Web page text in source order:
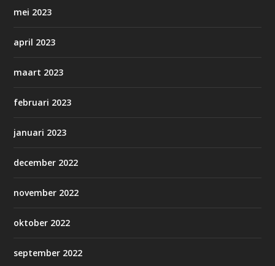
mei 2023
april 2023
maart 2023
februari 2023
januari 2023
december 2022
november 2022
oktober 2022
september 2022